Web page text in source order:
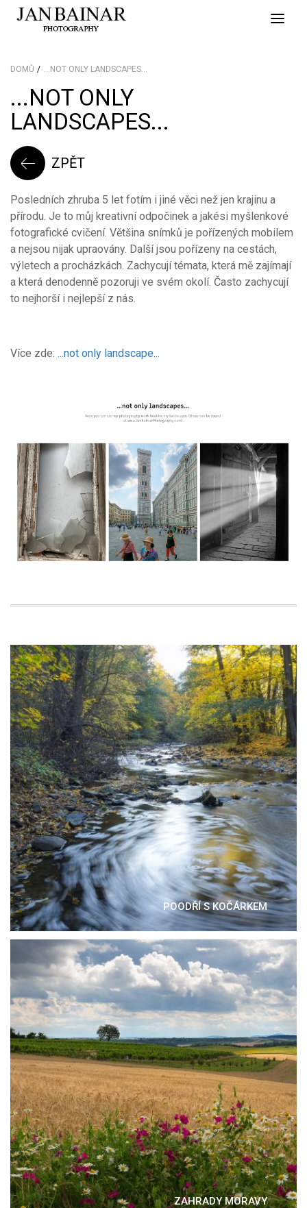
Toggle
DOMŮ ...NOT ONLY LANDSCAPES...
...NOT ONLY
LANDSCAPES...
ZPĚT
Posledních zhruba 5 let fotím i jiné věci než jen krajinu a
přírodu. Je to můj kreativní odpočinek a jakési myšlenkové
fotografické cvičení. Většina snímků je pořízených mobilem
a nejsou nijak upraovány. Další jsou pořízeny na cestách,
výletech a procházkách. Zachycují témata, která mě zajímají
a která denodenně pozoruji ve svém okolí. Často zachycují
to nejhorší i nejlepší z nás.
Více zde: ...not only landscape...
POODŘÍ S KOČÁRKEM
ZAHRADY MORAVY